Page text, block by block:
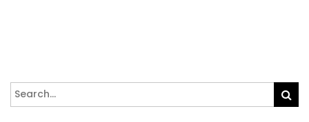
Search
for: